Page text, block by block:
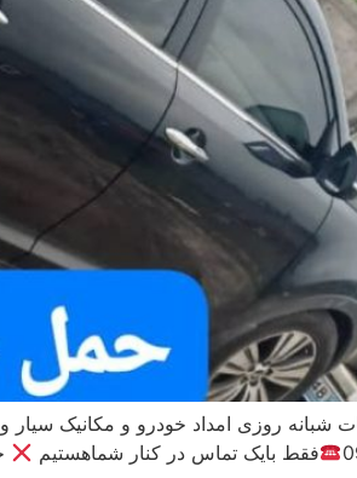
روزی امداد خودرو و مکانیک
فقط بایک تماس در کنار شماهستیم